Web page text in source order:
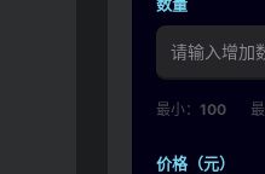
最小：100
价格（元）